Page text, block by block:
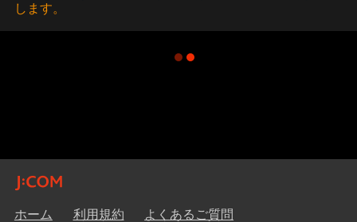
します。
ホーム 利用規約 よくあるご質問